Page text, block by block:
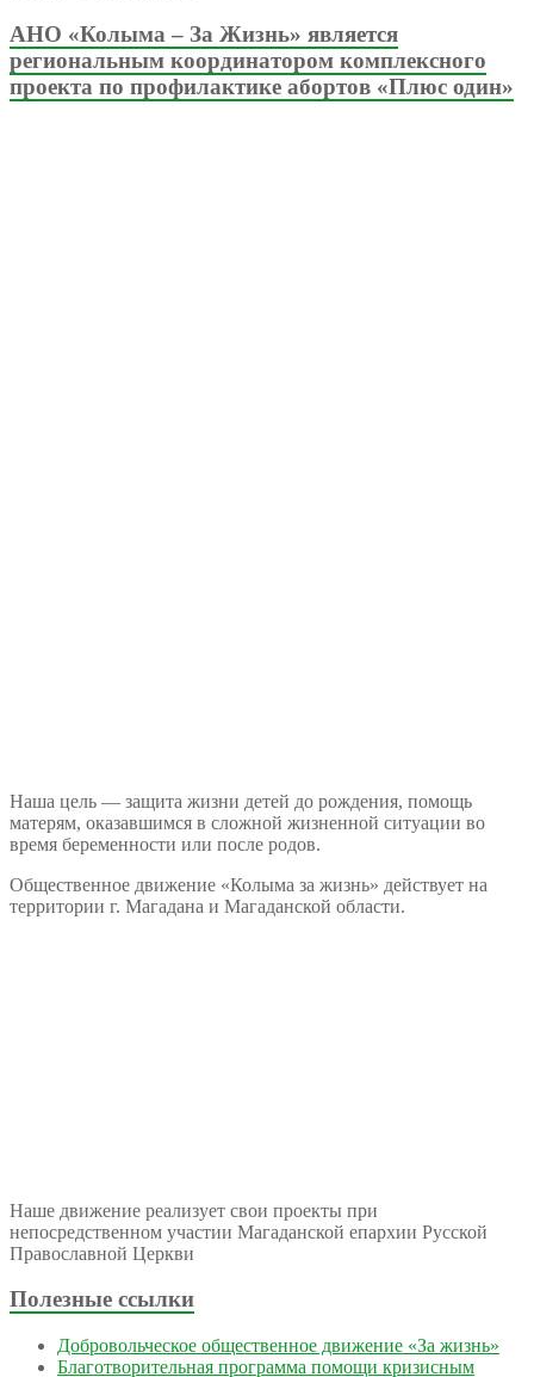
АНО «Колыма – За Жизнь» является
региональным координатором комплексного
проекта по профилактике абортов «Плюс один»
Наша цель — защита жизни детей до рождения, помощь
матерям, оказавшимся в сложной жизненной ситуации во
время беременности или после родов.
Общественное движение «Колыма за жизнь» действует на
территории г. Магадана и Магаданской области.
Наше движение реализует свои проекты при
непосредственном участии Магаданской епархии Русской
Православной Церкви
Полезные ссылки
Добровольческое общественное движение «За жизнь»
Благотворительная программа помощи кризисным